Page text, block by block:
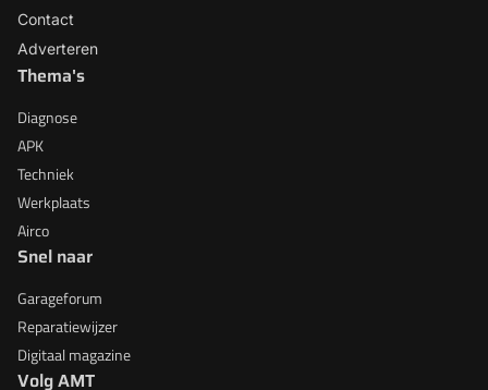
Contact
Adverteren
Thema's
Diagnose
APK
Techniek
Werkplaats
Airco
Snel naar
Garageforum
Reparatiewijzer
Digitaal magazine
Volg AMT